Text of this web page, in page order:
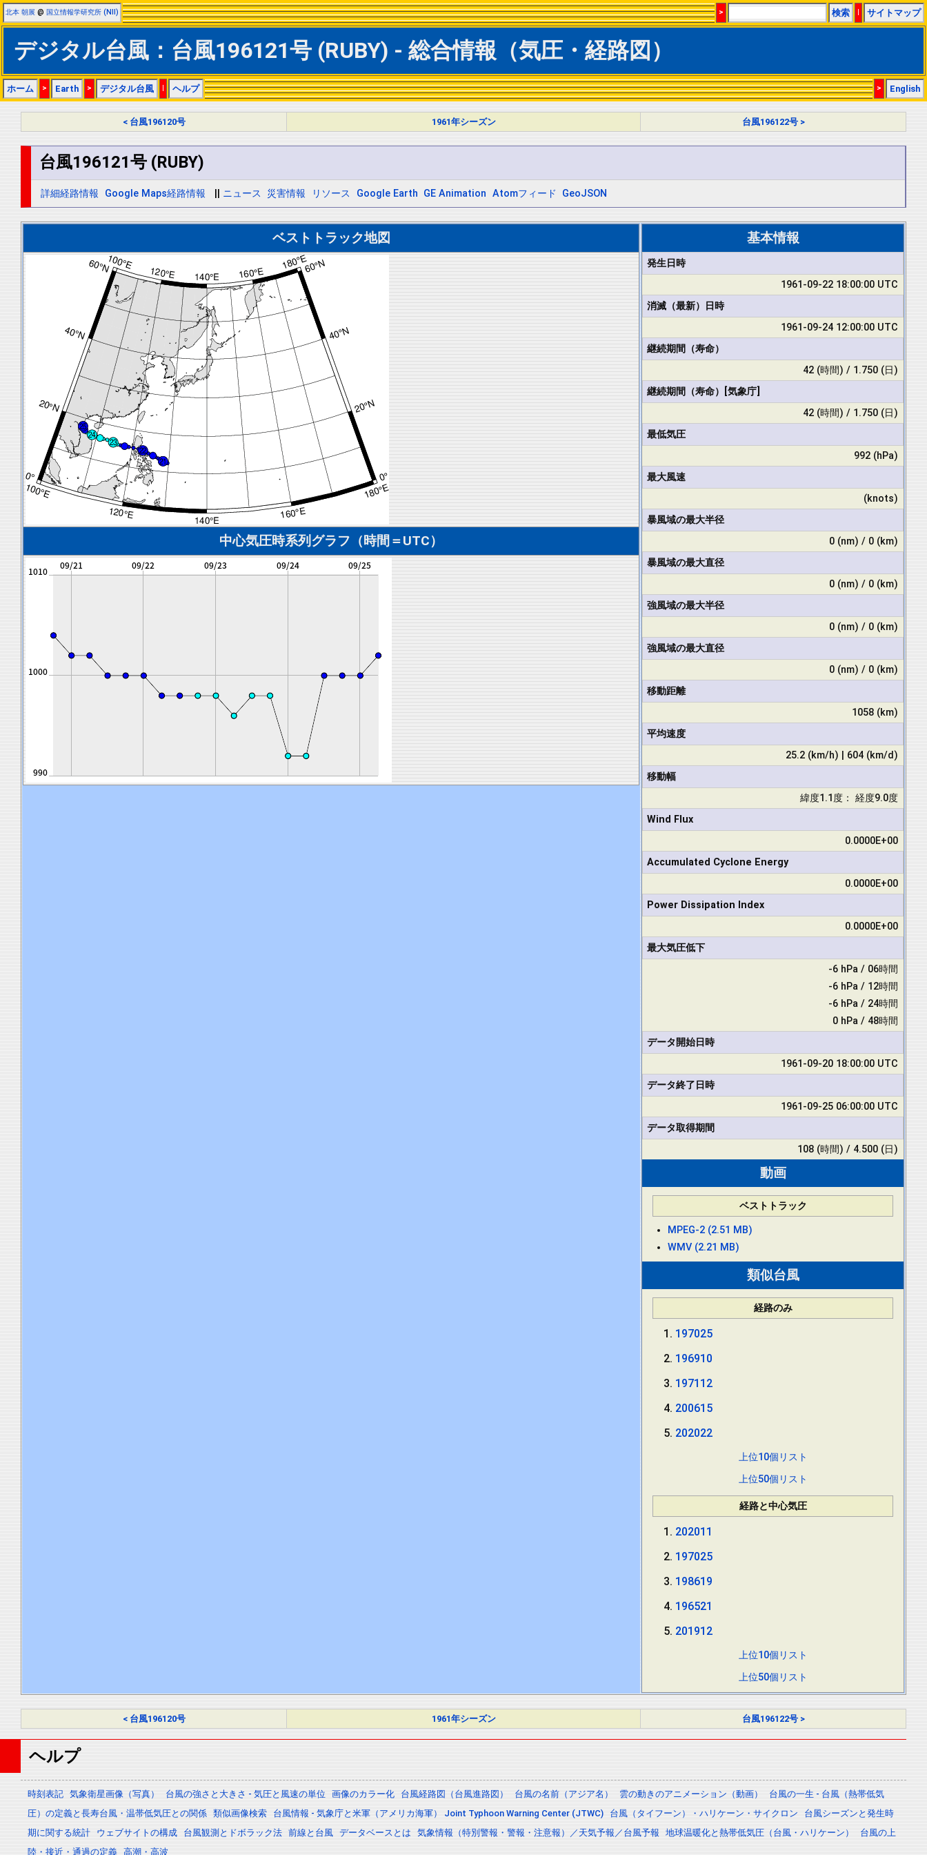
北本 朝展 @ 国立情報学研究所 (NII) > 検索 | サイトマップ
デジタル台風：台風196121号 (RUBY) - 総合情報（気圧・経路図）
ホーム > Earth > デジタル台風 | ヘルプ > English
< 台風196120号 1961年シーズン 台風196122号 >
台風196121号 (RUBY)
詳細経路情報 Google Maps経路情報 ニュース 災害情報 リソース Google Earth GE Animation Atomフィード GeoJSON
ベストトラック地図
中心気圧時系列グラフ（時間＝UTC）
基本情報
発生日時
1961-09-22 18:00:00 UTC
消滅（最新）日時
1961-09-24 12:00:00 UTC
継続期間（寿命）
42 (時間) / 1.750 (日)
継続期間（寿命）[気象庁]
42 (時間) / 1.750 (日)
最低気圧
992 (hPa)
最大風速
(knots)
暴風域の最大半径
0 (nm) / 0 (km)
暴風域の最大直径
0 (nm) / 0 (km)
強風域の最大半径
0 (nm) / 0 (km)
強風域の最大直径
0 (nm) / 0 (km)
移動距離
1058 (km)
平均速度
25.2 (km/h) | 604 (km/d)
移動幅
緯度1.1度： 経度9.0度
Wind Flux
0.0000E+00
Accumulated Cyclone Energy
0.0000E+00
Power Dissipation Index
0.0000E+00
最大気圧低下
-6 hPa / 06時間
-6 hPa / 12時間
-6 hPa / 24時間
0 hPa / 48時間
データ開始日時
1961-09-20 18:00:00 UTC
データ終了日時
1961-09-25 06:00:00 UTC
データ取得期間
108 (時間) / 4.500 (日)
動画
ベストトラック
MPEG-2 (2.51 MB)
WMV (2.21 MB)
類似台風
経路のみ
197025
196910
197112
200615
202022
上位10個リスト
上位50個リスト
経路と中心気圧
202011
197025
198619
196521
201912
上位10個リスト
上位50個リスト
< 台風196120号 1961年シーズン 台風196122号 >
ヘルプ
時刻表記 気象衛星画像（写真） 台風の強さと大きさ - 気圧と風速の単位 画像のカラー化 台風経路図（台風進路図） 台風の名前（アジア名） 雲の動きのアニメーション（動画）
台風の一生 - 台風（熱帯低気
圧）の定義と長寿台風・温帯低気圧との関係 類似画像検索 台風情報 - 気象庁と米軍（アメリカ海軍） Joint Typhoon Warning Center (JTWC) 台風（タイフーン）・ハリケーン・サイクロン
台風シーズンと発生時
期に関する統計
ウェブサイトの構成 台風観測とドボラック法 前線と台風 データベースとは 気象情報（特別警報・警報・注意報）／天気予報／台風予報 地球温暖化と熱帯低気圧（台風・ハリケーン）
台風の上
陸・接近・通過の定義 高潮・高波